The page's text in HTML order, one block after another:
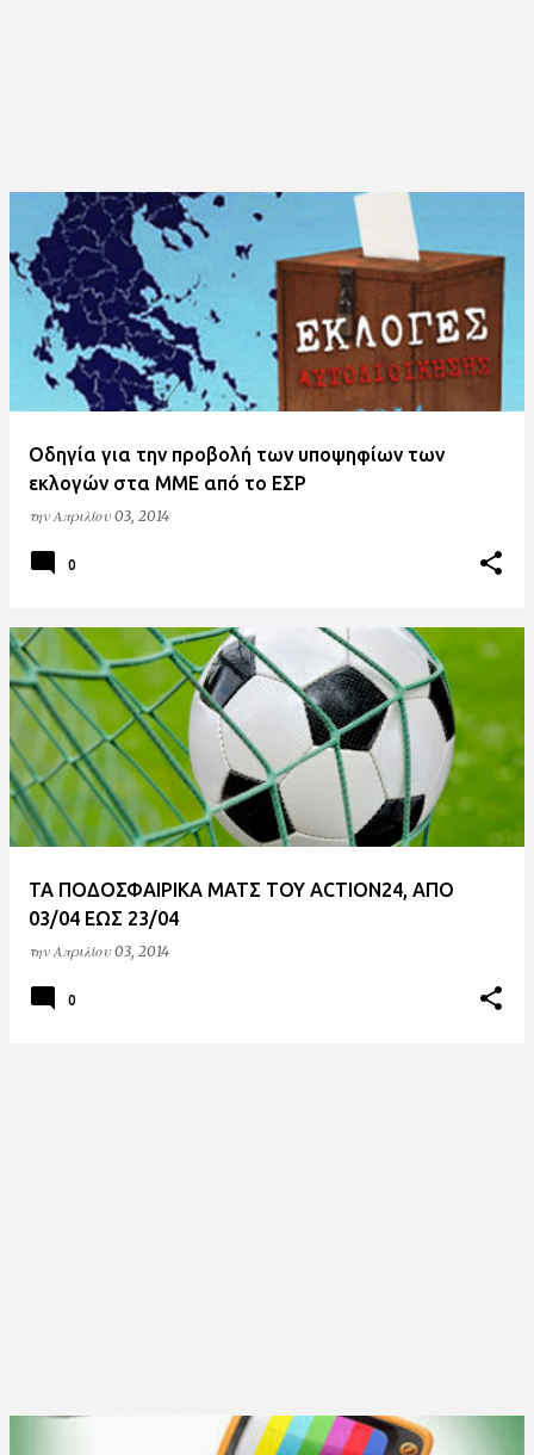
Οδηγία για την προβολή των υποψηφίων των
εκλογών στα ΜΜΕ από το ΕΣΡ
τηνΑπριλίου 03, 2014
0
TA ΠΟΔΟΣΦΑΙΡΙΚΑ ΜΑΤΣ ΤΟΥ ACTION24, AΠΟ
03/04 ΕΩΣ 23/04
τηνΑπριλίου 03, 2014
0